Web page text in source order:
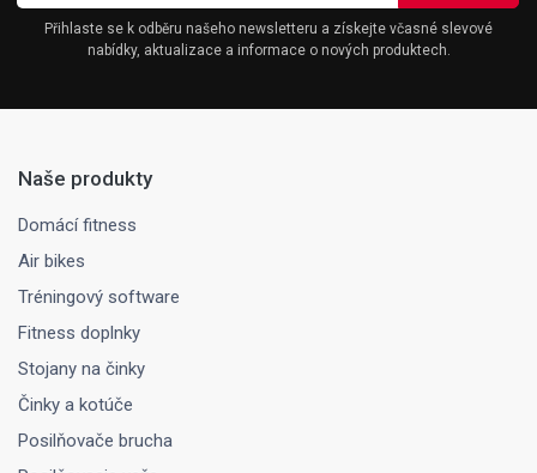
Přihlaste se k odběru našeho newsletteru a získejte včasné slevové
nabídky, aktualizace a informace o nových produktech.
Naše produkty
Domácí fitness
Air bikes
Tréningový software
Fitness doplnky
Stojany na činky
Činky a kotúče
Posilňovače brucha